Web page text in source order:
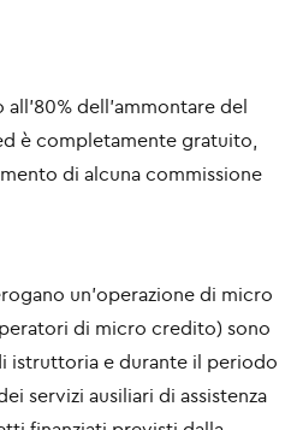
dell’ammontare del
è completamente gratuito,
di alcuna commissione
un'operazione di micro
di micro credito) sono
istruttoria e durante il periodo
servizi ausiliari di assistenza